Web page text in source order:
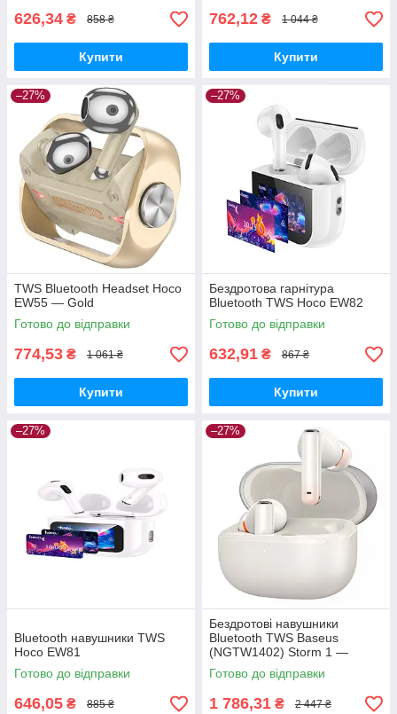
626,34 ₴ 858 ₴
Купити
762,12 ₴ 1 044 ₴
Купити
–27%
TWS Bluetooth Headset Hoco
EW55 — Gold
Готово до відправки
774,53 ₴ 1 061 ₴
Купити
–27%
Бездротова гарнітура
Bluetooth TWS Hoco EW82
Готово до відправки
632,91 ₴ 867 ₴
Купити
–27%
Bluetooth навушники TWS
Hoco EW81
Готово до відправки
646,05 ₴ 885 ₴
–27%
Бездротові навушники
Bluetooth TWS Baseus
(NGTW1402) Storm 1 —
NGTW140202 Білі
Готово до відправки
1 786,31 ₴ 2 447 ₴